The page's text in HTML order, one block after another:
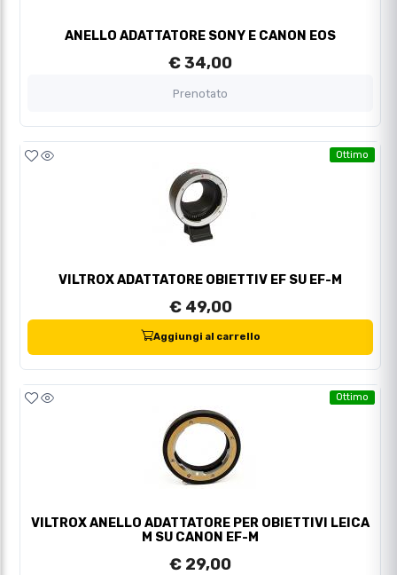
ANELLO ADATTATORE SONY E CANON EOS
€ 34,00
Prenotato
Ottimo
VILTROX ADATTATORE OBIETTIV EF SU EF-M
€ 49,00
Aggiungi al carrello
Ottimo
VILTROX ANELLO ADATTATORE PER OBIETTIVI LEICA
M SU CANON EF-M
€ 29,00